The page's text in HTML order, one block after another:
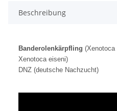
Beschreibung
Banderolenkärpfling (Xenotoca
Xenotoca eiseni)
DNZ (deutsche Nachzucht)